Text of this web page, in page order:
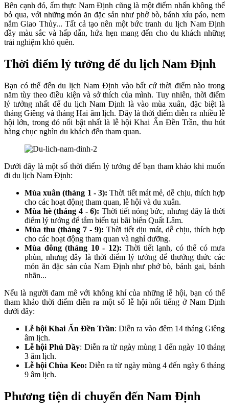
Bên cạnh đó, ẩm thực Nam Định cũng là một điểm nhấn không thể
bỏ qua, với những món ăn đặc sản như phở bò, bánh xíu páo, nem
nắm Giao Thủy... Tất cả tạo nên một bức tranh du lịch Nam Định
đầy màu sắc và hấp dẫn, hứa hẹn mang đến cho du khách những
trải nghiệm khó quên.
Thời điểm lý tưởng để du lịch Nam Định
Bạn có thể đến du lịch Nam Định vào bất cứ thời điểm nào trong
năm tùy theo điều kiện và sở thích của mình. Tuy nhiên, thời điểm
lý tưởng nhất để du lịch Nam Định là vào mùa xuân, đặc biệt là
tháng Giêng và tháng Hai âm lịch. Đây là thời điểm diễn ra nhiều lễ
hội lớn, trong đó nổi bật nhất là lễ hội Khai Ấn Đền Trần, thu hút
hàng chục nghìn du khách đến tham quan.
Dưới đây là một số thời điểm lý tưởng để bạn tham khảo khi muốn
đi du lịch Nam Định:
Mùa xuân (tháng 1 - 3): Thời tiết mát mẻ, dễ chịu, thích hợp
cho các hoạt động tham quan, lễ hội và du xuân.
Mùa hè (tháng 4 - 6): Thời tiết nóng bức, nhưng đây là thời
điểm lý tưởng để tắm biển tại bãi biển Quất Lâm.
Mùa thu (tháng 7 - 9): Thời tiết dịu mát, dễ chịu, thích hợp
cho các hoạt động tham quan và nghỉ dưỡng.
Mùa đông (tháng 10 - 12): Thời tiết lạnh, có thể có mưa
phùn, nhưng đây là thời điểm lý tưởng để thưởng thức các
món ăn đặc sản của Nam Định như phở bò, bánh gai, bánh
nhãn...
Nếu là người đam mê với không khí của những lễ hội, bạn có thể
tham khảo thời điểm diễn ra một số lễ hội nổi tiếng ở Nam Định
dưới đây:
Lễ hội Khai Ấn Đền Trần: Diễn ra vào đêm 14 tháng Giêng
âm lịch.
Lễ hội Phủ Dầy: Diễn ra từ ngày mùng 1 đến ngày 10 tháng
3 âm lịch.
Lễ hội Chùa Keo: Diễn ra từ ngày mùng 4 đến ngày 6 tháng
9 âm lịch.
Phương tiện di chuyển đến Nam Định